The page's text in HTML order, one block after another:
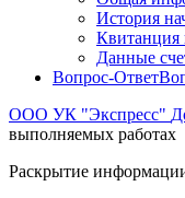
История
Квитанция
Данные
Вопрос-Ответ
ООО УК "Экспресс"
выполняемых работах
Раскрытие